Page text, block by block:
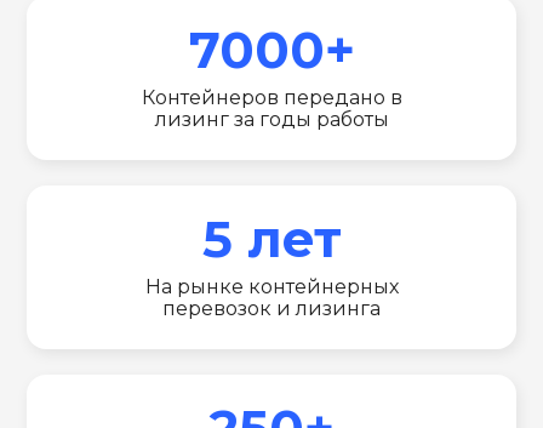
7000+
Контейнеров передано в
лизинг за годы работы
5 лет
На рынке контейнерных
перевозок и лизинга